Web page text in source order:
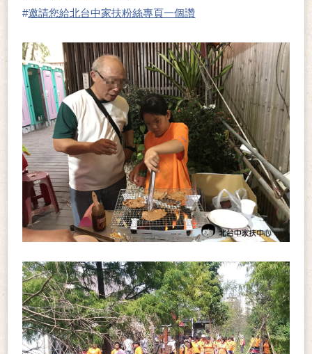
#邀請您給北台中家扶粉絲專頁一個讚